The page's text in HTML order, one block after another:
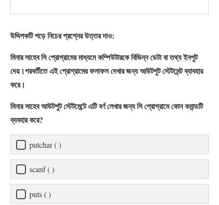
উদ্দিপকটি পড়ে নিচের প্রশ্নের উত্তর দাও:
মিনার সাহেব সি প্রোগ্রামের মাধ্যমে কম্পিউটারকে বিভিন্ন ডেটা বা তথ্য ইনপুট
দেয়।পরবর্তীতে এই প্রোগ্রামের ফলাফল দেখার জন্য আউটপুট স্টেটমেন্ট ব্যাবহার
করে।
মিনার সাহেব আউটপুট স্টেটমেন্টে এটি বর্ণ লেখার জন্য সি প্রোগ্রামে কোন কমান্ডটি
ব্যবহার করে?
putchar ( )
scanf ( )
puts ( )